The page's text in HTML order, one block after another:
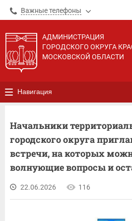
Важные телефоны
АДМИНИСТРАЦИЯ
ГОРОДСКОГО ОКРУГА
МОСКОВСКОЙ ОБЛАСТИ
Навигация
Начальники
городского округа
встречи, на которых
волнующие вопросы и
22.06.2026 116